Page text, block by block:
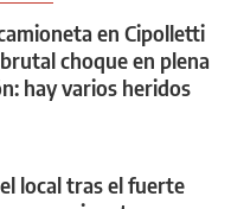
en Cipolletti
choque en plena
hay varios heridos
local tras el fuerte